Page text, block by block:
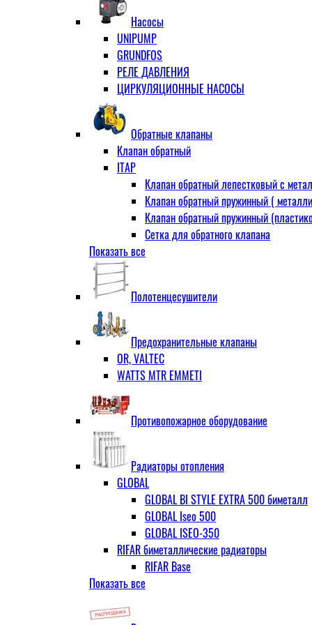
Ниппель прямой
Ниппель-переходник
Переходник ВН
Переходник НВ (футорка)
Сгон
Угловой
Тройник
Тройник переходной
Тройник равный
Угольник
ВВ
ВН
Удлинитель потока для радиатора
Насосы
UNIPUMP
GRUNDFOS
РЕЛЕ ДАВЛЕНИЯ
ЦИРКУЛЯЦИОННЫЕ НАСОСЫ
Обратные клапаны
Клапан обратный
ITAP
Клапан обратный лепестковый с
Клапан обратный пружинный (
Клапан обратный пружинный
Сетка для обратного клапана
VALTEC
АДЛ
RD30 Корпус/диск - чугун РN16 (Тмакс
ЧАЗ (двухдисковые)
Показать все
Полотенцесушители
Предохранительные клапаны
OR, VALTEC
WATTS MTR EMMETI
Противопожарное оборудование
Радиаторы отопления
GLOBAL
GLOBAL BI STYLE EXTRA 500 биметалл
GLOBAL Iseo 500
GLOBAL ISEO-350
RIFAR биметаллические радиаторы
RIFAR Base
Показать все